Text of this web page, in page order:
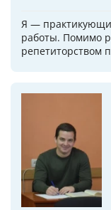
Я —
работы. Помимо
репетиторством